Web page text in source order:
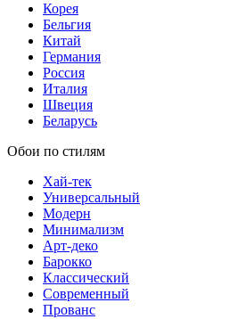
Корея
Бельгия
Китай
Германия
Россия
Италия
Швеция
Беларусь
Обои по стилям
Хай-тек
Универсальный
Модерн
Минимализм
Арт-деко
Барокко
Классический
Современный
Прованс